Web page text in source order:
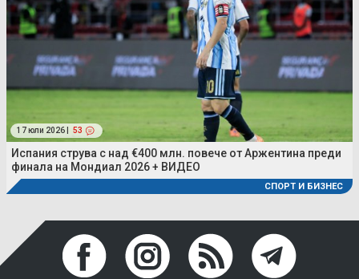
17 юли 2026 | 53
Испания струва с над €400 млн. повече от Аржентина преди
финала на Мондиал 2026 + ВИДЕО
СПОРТ И БИЗНЕС